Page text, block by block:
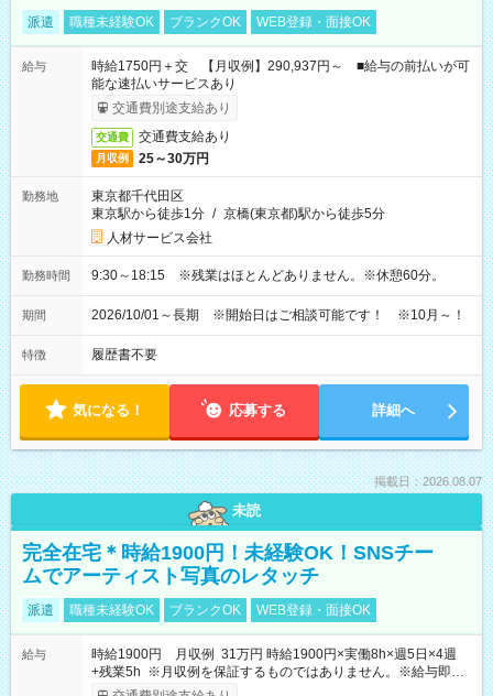
派遣 職種未経験OK ブランクOK WEB登録・面接OK
給与
時給1750円＋交 【月収例】290,937円～ ■給与の前払いが可
能な速払いサービスあり
交通費別途支給あり
交通費 交通費支給あり
月収例 25～30万円
勤務地
東京都千代田区
東京駅から徒歩1分 / 京橋(東京都)駅から徒歩5分
人材サービス会社
勤務時間 9:30～18:15 ※残業はほとんどありません。※休憩60分。
期間 2026/10/01～長期 ※開始日はご相談可能です！ ※10月～！
特徴 履歴書不要
気になる！ 応募する 詳細へ
掲載日：2026.08.07
未読
完全在宅＊時給1900円！未経験OK！SNSチー
ムでアーティスト写真のレタッチ
派遣 職種未経験OK ブランクOK WEB登録・面接OK
給与
時給1900円 月収例 31万円 時給1900円×実働8h×週5日×4週
+残業5h ※月収例を保証するものではありません。※給与即受
取りサービス利用可（利用条件有）